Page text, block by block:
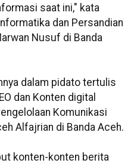
saat ini," kata
dan Persandian
Nusuf di Banda
dalam pidato tertulis
dan Konten digital
Komunikasi
Alfajrian di Banda Aceh.
konten-konten berita